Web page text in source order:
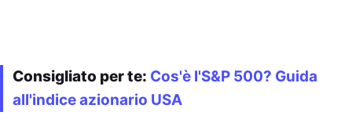
Consigliato per te: Cos'è l'S&P 500? Guida
all'indice azionario USA